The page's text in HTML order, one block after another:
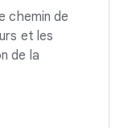
chemin de
et les
de la